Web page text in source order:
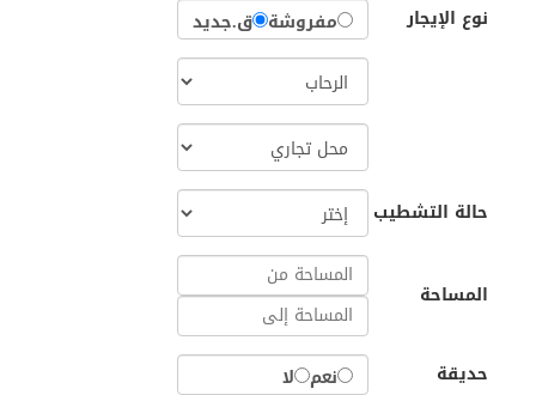
نوع الإيجار مفروشة ق.جديد
حالة التشطيب
المساحة
حديقة نعم لا